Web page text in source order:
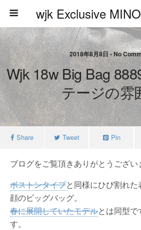
2018年8月8日 • No
Wjk 18w Big Bag
テージの雰
Share Tweet Pin
ブログをご覧頂きありがとうござい
ボストンタイプと同様にひび割れ
顔のビッグバッグ。
春に展開していたモデルとは同型
す。